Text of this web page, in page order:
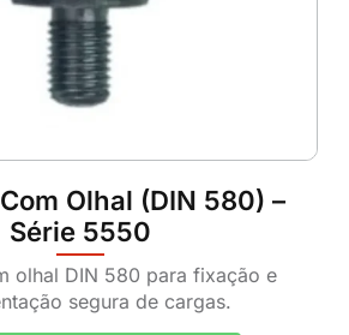
Olhal (DIN 580) –
Série 5550
olhal DIN 580 para fixação e
segura de cargas.